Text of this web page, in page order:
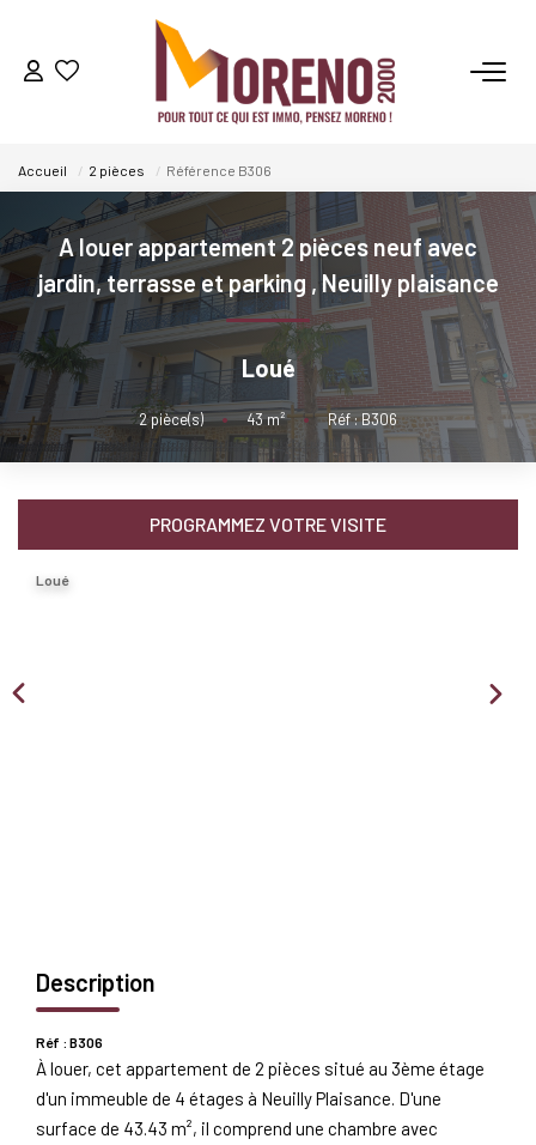
VENTES
LOCATIONS
GESTION
ESTIMATION
NOS AGENCES
Qui Sommes-Nous ?
Nous Rejoindre
Accueil 2 pièces Référence B306
A louer appartement 2 pièces neuf avec
jardin, terrasse et parking ,Neuilly plaisance
Loué
2pièce(s) • 43m² • Réf : B306
Loué
Description
Réf : B306
À louer, cet appartement de 2 pièces situé au 3ème étage
d'un immeuble de 4 étages à Neuilly Plaisance. D'une
surface de 43.43 m², il comprend une chambre avec
PROGRAMMEZ VOTRE VISITE